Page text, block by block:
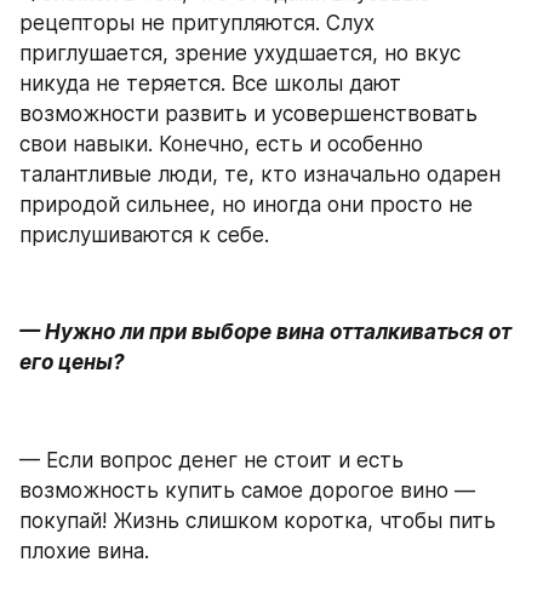
рецепторы не притупляются. Слух
приглушается, зрение ухудшается, но вкус
никуда не теряется. Все школы дают
возможности развить и усовершенствовать
свои навыки. Конечно, есть и особенно
талантливые люди, те, кто изначально одарен
природой сильнее, но иногда они просто не
прислушиваются к себе.
— Нужно ли при выборе вина отталкиваться от
его цены?
— Если вопрос денег не стоит и есть
возможность купить самое дорогое вино —
покупай! Жизнь слишком коротка, чтобы пить
плохие вина.